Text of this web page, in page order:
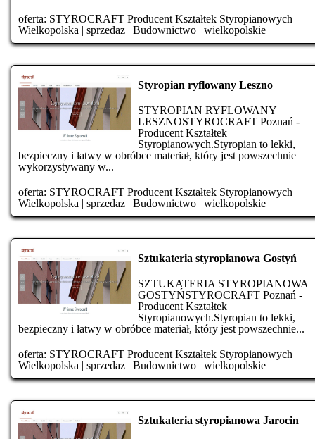
oferta: STYROCRAFT Producent Kształtek Styropianowych
Wielkopolska | sprzedaz | Budownictwo | wielkopolskie
Styropian ryflowany Leszno
STYROPIAN RYFLOWANY
LESZNOSTYROCRAFT Poznań -
Producent Kształtek
Styropianowych.Styropian to lekki,
bezpieczny i łatwy w obróbce materiał, który jest powszechnie
wykorzystywany w...
oferta: STYROCRAFT Producent Kształtek Styropianowych
Wielkopolska | sprzedaz | Budownictwo | wielkopolskie
Sztukateria styropianowa Gostyń
SZTUKATERIA STYROPIANOWA
GOSTYŃSTYROCRAFT Poznań -
Producent Kształtek
Styropianowych.Styropian to lekki,
bezpieczny i łatwy w obróbce materiał, który jest powszechnie...
oferta: STYROCRAFT Producent Kształtek Styropianowych
Wielkopolska | sprzedaz | Budownictwo | wielkopolskie
Sztukateria styropianowa Jarocin